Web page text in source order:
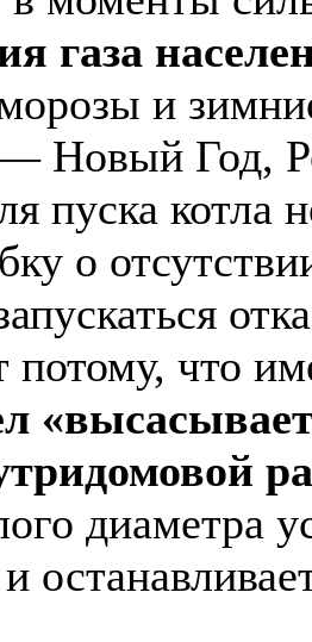
газа
и
— Новый Год,
пуска котла
о
потому, что
диаметра